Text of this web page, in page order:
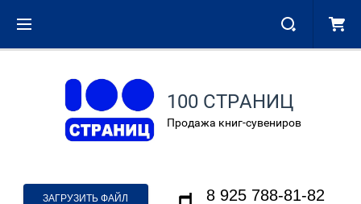
100 СТРАНИЦ
Продажа книг-сувениров
ЗАГРУЗИТЬ ФАЙЛ
8 925 788-81-82